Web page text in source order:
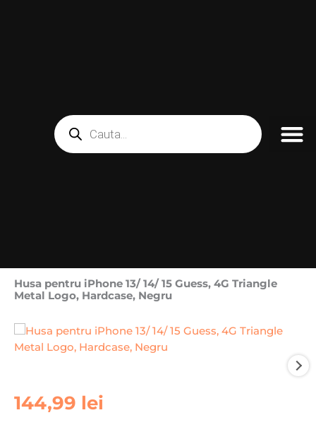
Products
search
Husa pentru iPhone 13/ 14/ 15 Guess, 4G Triangle
Metal Logo, Hardcase, Negru
144,99 lei